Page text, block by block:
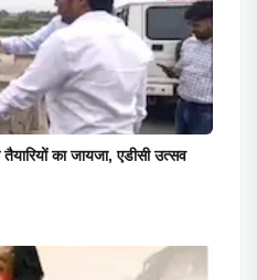
का जायजा, एडीसी उत्सव